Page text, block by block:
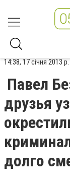
14:38, 17 січня 2013 р.
Павел
друзья
долго